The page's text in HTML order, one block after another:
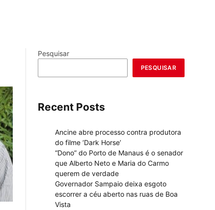
Pesquisar
PESQUISAR
Recent Posts
Ancine abre processo contra produtora
do filme ‘Dark Horse’
“Dono” do Porto de Manaus é o senador
que Alberto Neto e Maria do Carmo
querem de verdade
Governador Sampaio deixa esgoto
escorrer a céu aberto nas ruas de Boa
Vista